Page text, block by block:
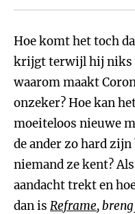
Hoe komt het toch
krijgt terwijl hij niks
waarom maakt
onzeker? Hoe kan
moeiteloos nieuwe
de ander zo hard
niemand ze kent?
aandacht trekt en
dan is Reframe,